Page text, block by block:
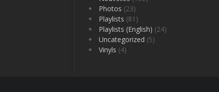
Photos (23)
Playlists (81)
Playlists (English) (24)
Uncategorized (5)
Vinyls (4)